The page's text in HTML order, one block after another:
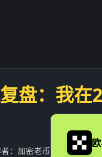
盘：我
： 加密老币